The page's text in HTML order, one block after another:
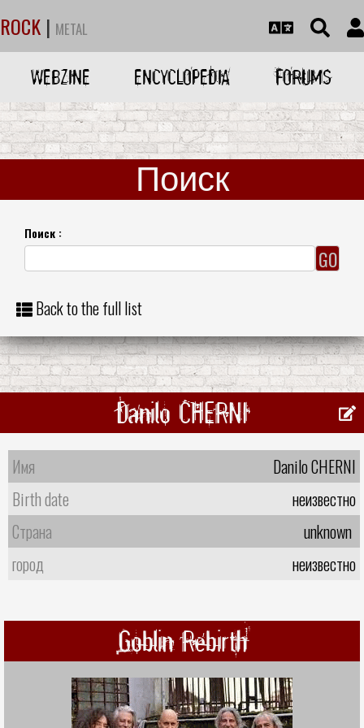
ROCK | METAL
WEBZINE ENCYCLOPEDIA FORUMS
Поиск
Поиск :
Back to the full list
Danilo CHERNI
Имя
Danilo CHERNI
Birth date
неизвестно
Страна
unknown
город
неизвестно
Goblin Rebirth